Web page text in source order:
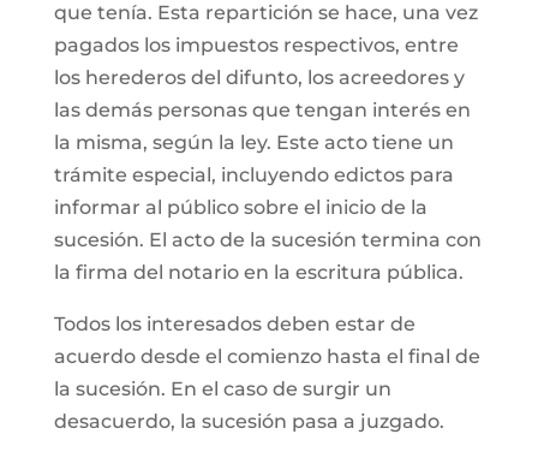
que tenía. Esta repartición se hace, una vez
pagados los impuestos respectivos, entre
los herederos del difunto, los acreedores y
las demás personas que tengan interés en
la misma, según la ley. Este acto tiene un
trámite especial, incluyendo edictos para
informar al público sobre el inicio de la
sucesión. El acto de la sucesión termina con
la firma del notario en la escritura pública.
Todos los interesados deben estar de
acuerdo desde el comienzo hasta el final de
la sucesión. En el caso de surgir un
desacuerdo, la sucesión pasa a juzgado.